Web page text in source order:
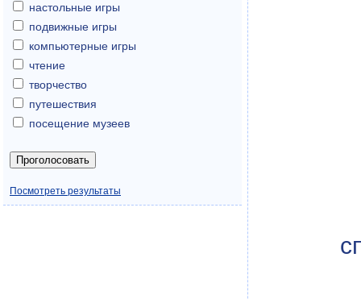
настольные игры
подвижные игры
компьютерные игры
чтение
творчество
путешествия
посещение музеев
Посмотреть результаты